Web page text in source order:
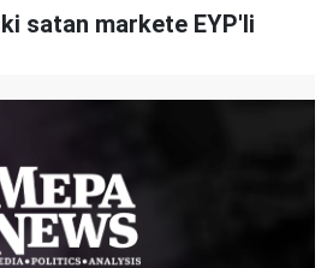
satan markete EYP'li